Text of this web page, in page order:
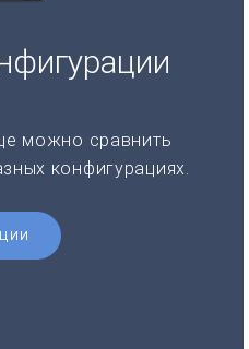
можно сравнить
конфигурациях.